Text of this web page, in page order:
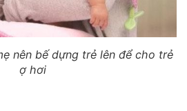
nên bế dựng trẻ lên để cho trẻ
ợ hơi